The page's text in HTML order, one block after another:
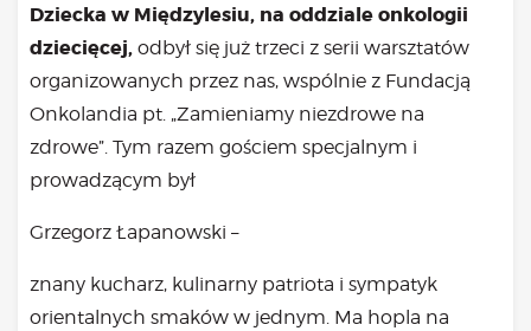
Dziecka w Międzylesiu, na oddziale onkologii
dziecięcej, odbył się już trzeci z serii warsztatów
organizowanych przez nas, wspólnie z Fundacją
Onkolandia pt. „Zamieniamy niezdrowe na
zdrowe”. Tym razem gościem specjalnym i
prowadzącym był
Grzegorz Łapanowski –
znany kucharz, kulinarny patriota i sympatyk
orientalnych smaków w jednym. Ma hopla na
Kurs mindfulness online
Bądź od Małego
Bądź w Kazimierzu
Cykle edukacyjne (warsztaty i LIVE’y)
Infolinia
Sensowne ścieżki zdrowia
Zmieniamy niezdrowe na zdrowe
Cykl edukacyjny Powiat Piaseczeński
Storytel
Bądź na bieżąco